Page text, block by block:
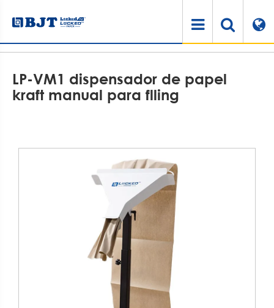
Máquina de amortecimento de papel
LP-VM1 dispensador de papel
kraft manual para flling